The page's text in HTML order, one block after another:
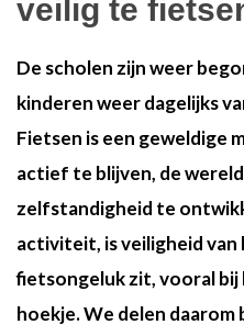
veilig te
De scholen zijn weer
kinderen weer dagelijks
Fietsen is een geweldige
actief te blijven, de
zelfstandigheid te
activiteit, is veiligheid
fietsongeluk zit, vooral bij
hoekje. We delen